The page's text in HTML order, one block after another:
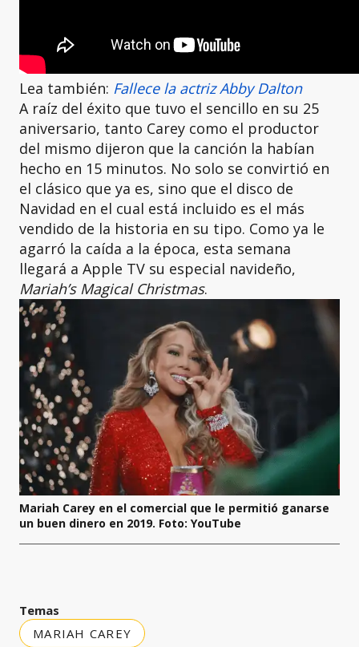
Lea también: Fallece la actriz Abby Dalton
A raíz del éxito que tuvo el sencillo en su 25
aniversario, tanto Carey como el productor
del mismo dijeron que la canción la habían
hecho en 15 minutos. No solo se convirtió en
el clásico que ya es, sino que el disco de
Navidad en el cual está incluido es el más
vendido de la historia en su tipo. Como ya le
agarró la caída a la época, esta semana
llegará a Apple TV su especial navideño,
Mariah’s Magical Christmas.
Mariah Carey en el comercial que le permitió ganarse
un buen dinero en 2019. Foto: YouTube
Temas
MARIAH CAREY